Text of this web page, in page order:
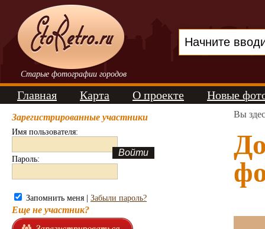
Старые фотографии городов
Главная Карта О проекте Новые
Зарегистрированные участники
Имя пользователя:
Пароль:
Запомнить меня | Забыли пароль?
Еще не участник?
Вы